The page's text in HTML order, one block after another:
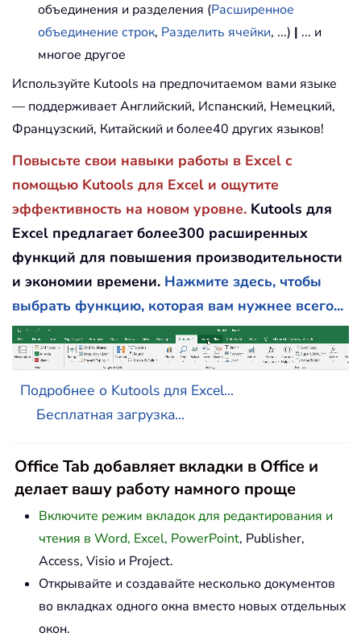
объединения и разделения (Расширенное
объединение строк, Разделить ячейки, ...) | ... и
многое другое
Используйте Kutools на предпочитаемом вами языке
— поддерживает Английский, Испанский, Немецкий,
Французский, Китайский и более40 других языков!
Повысьте свои навыки работы в Excel с
помощью Kutools для Excel и ощутите
эффективность на новом уровне. Kutools для
Excel предлагает более300 расширенных
функций для повышения производительности
и экономии времени. Нажмите здесь, чтобы
выбрать функцию, которая вам нужнее всего...
Подробнее о Kutools для Excel...
Бесплатная загрузка...
Office Tab добавляет вкладки в Office и
делает вашу работу намного проще
Включите режим вкладок для редактирования и
чтения в Word, Excel, PowerPoint, Publisher,
Access, Visio и Project.
Открывайте и создавайте несколько документов
во вкладках одного окна вместо новых отдельных
окон.